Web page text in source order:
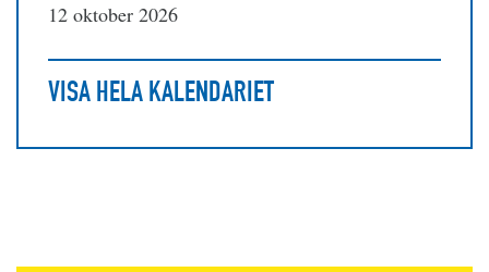
12 oktober 2026
VISA HELA KALENDARIET